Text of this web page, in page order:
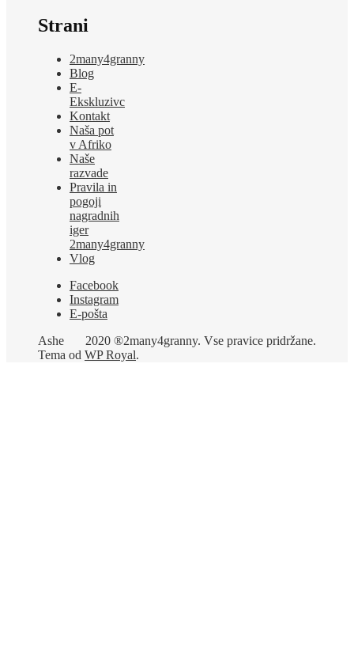
Strani
2many4granny
Blog
E-
Ekskluzivc
Kontakt
Naša pot
v Afriko
Naše
razvade
Pravila in
pogoji
nagradnih
iger
2many4granny
Vlog
Facebook
Instagram
E-pošta
2020 ®2many4granny. Vse pravice pridržane.
Ashe
Tema od WP Royal.